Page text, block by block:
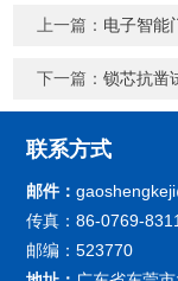
上一篇： 电子智能
下一篇：锁芯抗凿
联系方式
邮件：
传真：86-0769-
邮编：523770